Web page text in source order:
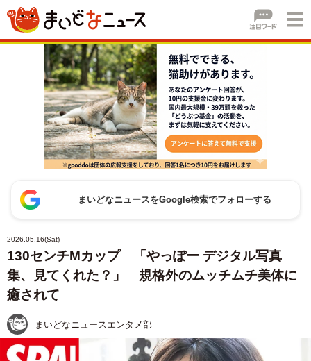
まいどなニュースをGoogle検索でフォローする
2026.05.16(Sat)
130センチMカップ 「やっぽー デジタル写真
集、見てくれた？」 規格外のムッチムチ美体に
癒されて
まいどなニュースエンタメ部